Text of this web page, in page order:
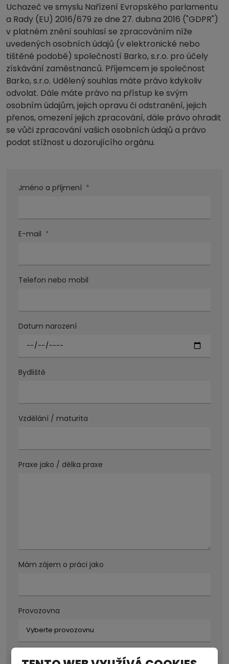
Uchazeč ve smyslu Nařízení Evropského parlamentu
a Rady (EU) 2016/679 ze dne 27. dubna 2016 ("GDPR")
v platném znění souhlasí se zpracováním níže
uvedených osobních údajů (v elektronické nebo
tištěné podobě) společností Barko, s.r.o. pro účely
získávání zaměstnanců. Příjemcem je společnost
Barko, s.r.o. Udělený souhlas máte právo kdykoliv
odvolat. Dále máte právo na přístup ke svým
osobním údajům, jejich opravu či odstranění, jejich
přenos, omezení jejich zpracování, dále právo ohradit
se vůči zpracování vašich osobních údajů a právo
podat stížnost u dozorujícího orgánu.
Jméno a příjmení *
E-mail *
Telefon nebo mobil
Datum narození
Bydliště
Vzdělání / maturita
Praxe jako / délka praxe
Mám zájem o práci jako
Provozovna